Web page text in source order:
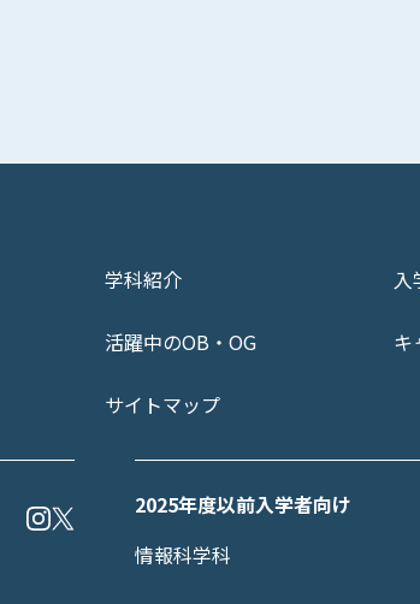
学科紹介
活躍中のOB・OG キ
サイトマップ
2025年度以前入学者向け
情報科学科